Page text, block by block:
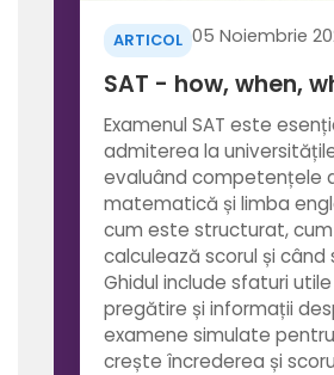
ARTICOL 05 Noiembrie
SAT - how, when,
Examenul SAT este
admiterea la universitățile
evaluând competențele
matematică și limba
cum este structurat,
calculează scorul și când
Ghidul include sfaturi
pregătire și informații
examene simulate
crește încrederea și